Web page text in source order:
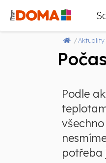
Aktuality
Podle
potřeba